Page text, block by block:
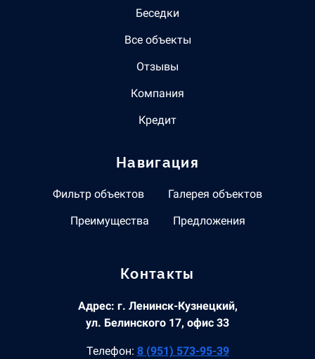
Беседки
Все объекты
Отзывы
Компания
Кредит
Навигация
Фильтр объектов
Галерея объектов
Преимущества
Предложения
Контакты
Адрес: г. Ленинск-Кузнецкий,
ул. Белинского 17, офис 33
Телефон: 8 (951) 573-95-39